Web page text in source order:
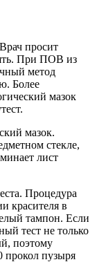
просит
При ПОВ из
метод
Более
мазок
мазок.
стекле,
лист
Процедура
красителя в
тампон. Если
тест не только
поэтому
прокол пузыря